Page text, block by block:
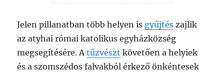
Jelen pillanatban több helyen is gyűjtés zajlik
az atyhai római katolikus egyházközség
megsegítésére. Atűzvészt követően a helyiek
és a szomszédos falvakból érkező önkéntesek